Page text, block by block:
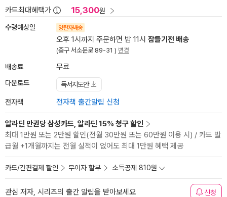
카드최대혜택가 15,300원
수령예상일 양탄자배송
오후 1시까지 주문하면 밤 11시 잠들기전 배송
(중구 서소문로 89-31 ) 변경
배송료 무료
다운로드 독서지도안
전자책 전자책 출간알림 신청
알라딘 만권당 삼성카드, 알라딘 15% 청구 할인
최대 1만원 또는 2만원 할인(전월 30만원 또는 60만원 이용 시) / 카드 발
급월 +1개월까지는 전월 실적이 없어도 최대 1만원 혜택 제공
카드/간편결제 할인 무이자 할부 소득공제 810원
관심 저자, 시리즈의 출간 알림을 받아보세요 신청